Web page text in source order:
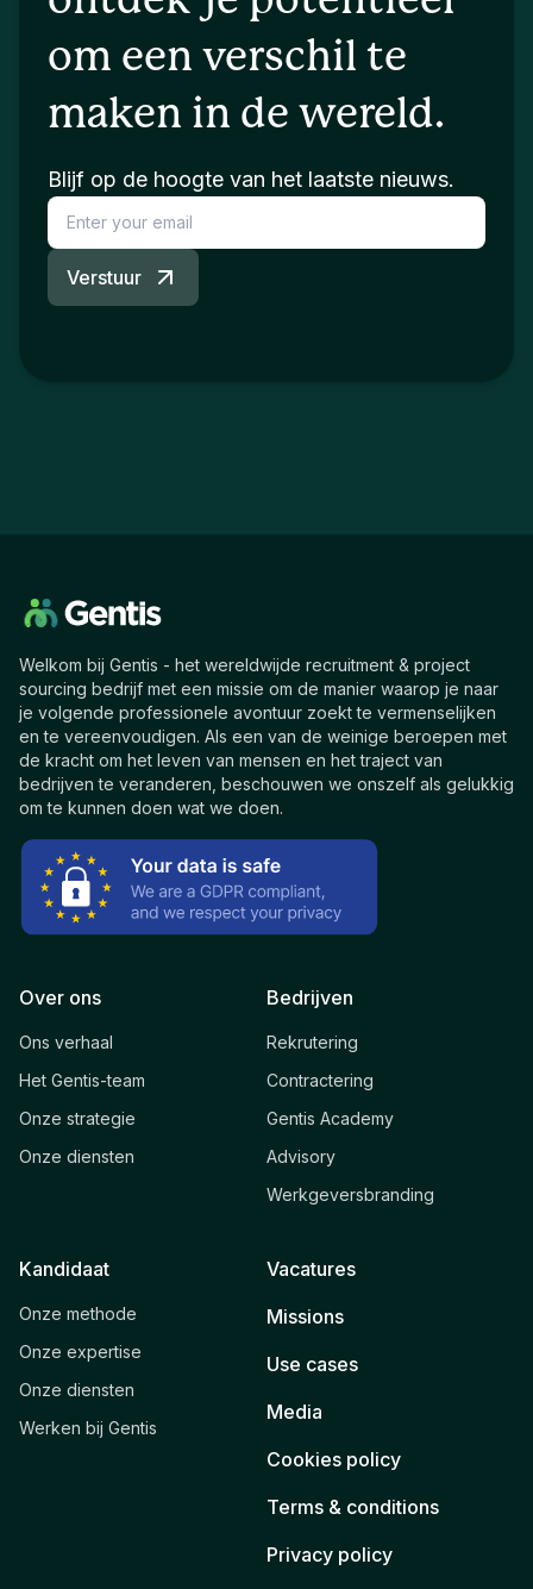
om een verschil te
maken in de wereld.
Blijf op de hoogte van het laatste nieuws.
Verstuur
Welkom bij Gentis - het wereldwijde recruitment & project
sourcing bedrijf met een missie om de manier waarop je naar
je volgende professionele avontuur zoekt te vermenselijken
en te vereenvoudigen. Als een van de weinige beroepen met
de kracht om het leven van mensen en het traject van
bedrijven te veranderen, beschouwen we onszelf als gelukkig
om te kunnen doen wat we doen.
Over ons
Ons verhaal
Het Gentis-team
Onze strategie
Onze diensten
Bedrijven
Rekrutering
Contractering
Gentis Academy
Advisory
Werkgeversbranding
Kandidaat
Onze methode
Onze expertise
Onze diensten
Werken bij Gentis
Vacatures
Missions
Use cases
Media
Cookies policy
Terms & conditions
Privacy policy